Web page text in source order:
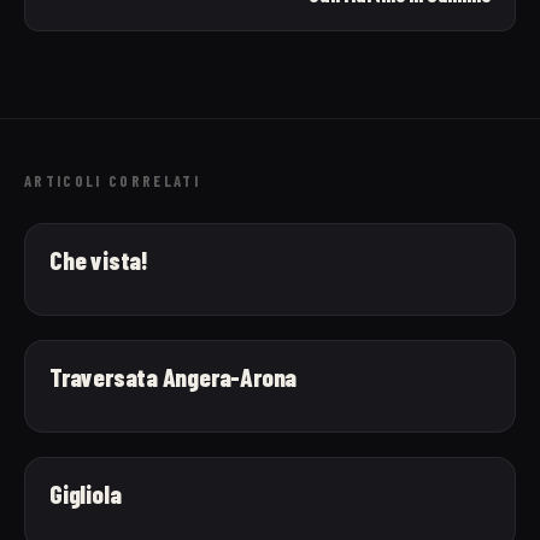
ARTICOLI CORRELATI
Che vista!
Traversata Angera-Arona
Gigliola